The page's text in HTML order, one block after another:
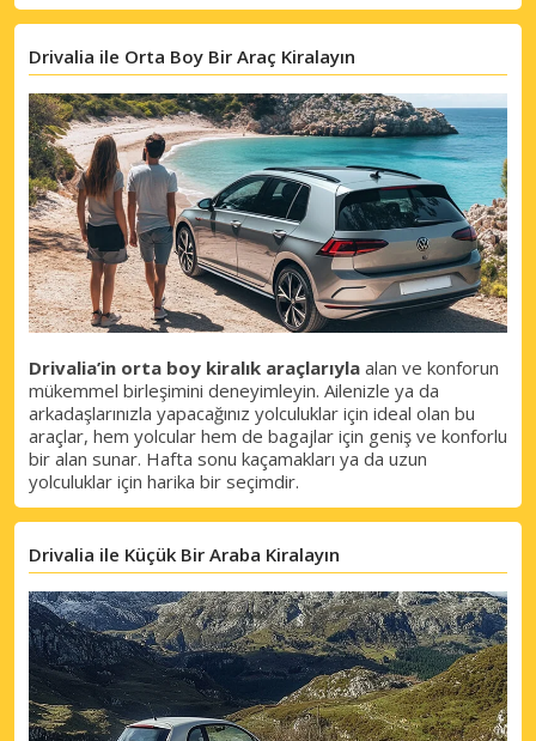
Büyük tasarruflar
eLink ile giriş yap
Drivalia ile Orta Boy Bir Araç Kiralayın
Drivalia’in orta boy kiralık araçlarıyla alan ve konforun
mükemmel birleşimini deneyimleyin. Ailenizle ya da
arkadaşlarınızla yapacağınız yolculuklar için ideal olan bu
araçlar, hem yolcular hem de bagajlar için geniş ve konforlu
bir alan sunar. Hafta sonu kaçamakları ya da uzun
yolculuklar için harika bir seçimdir.
Drivalia ile Küçük Bir Araba Kiralayın